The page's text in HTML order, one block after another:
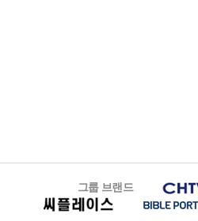
그룹 브랜드